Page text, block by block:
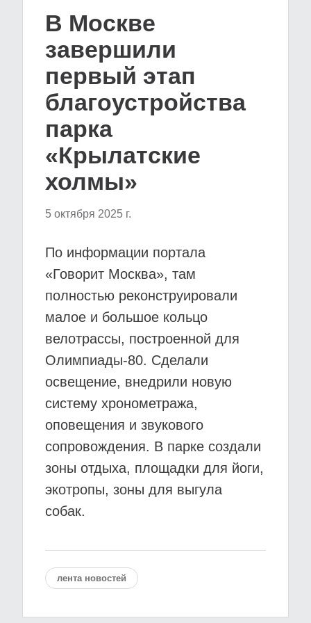
В Москве
завершили
первый этап
благоустройства
парка
«Крылатские
холмы»
5 октября 2025 г.
По информации портала
«Говорит Москва», там
полностью реконструировали
малое и большое кольцо
велотрассы, построенной для
Олимпиады-80. Сделали
освещение, внедрили новую
систему хронометража,
оповещения и звукового
сопровождения. В парке создали
зоны отдыха, площадки для йоги,
экотропы, зоны для выгула
собак.
лента новостей